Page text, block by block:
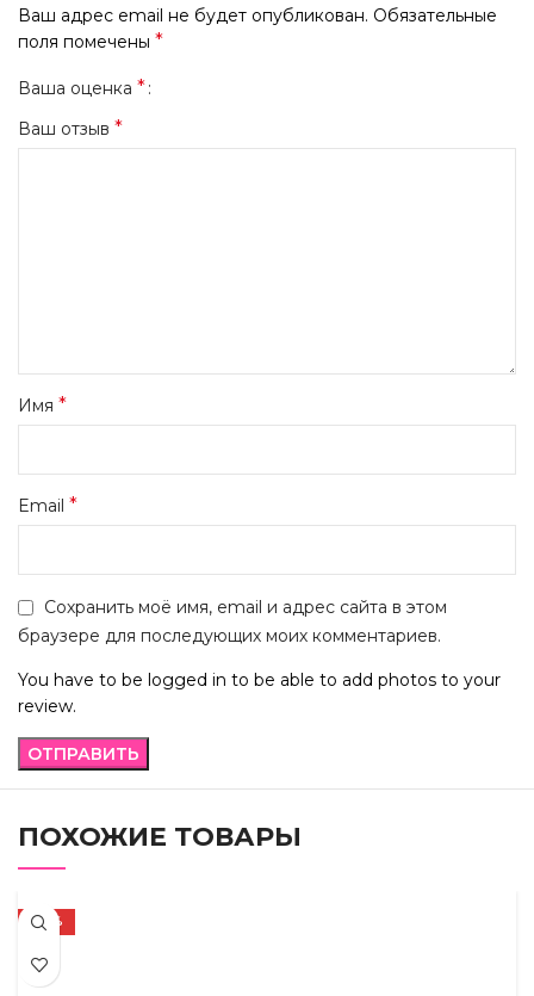
Ваш адрес email не будет опубликован. Обязательные
поля помечены *
Ваша оценка *
Ваш отзыв *
Имя *
Email *
Сохранить моё имя, email и адрес сайта в этом
браузере для последующих моих комментариев.
You have to be logged in to be able to add photos to your
review.
ПОХОЖИЕ ТОВАРЫ
-72%